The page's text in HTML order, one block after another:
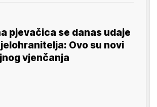
pjevačica se danas udaje
Ovo su novi
vjenčanja